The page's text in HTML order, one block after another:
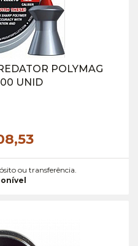
POLYMAG
UNID
53
ou transferência.